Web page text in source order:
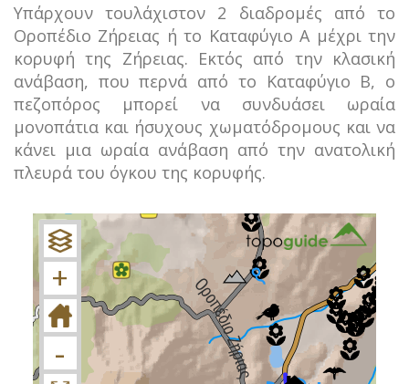
Υπάρχουν τουλάχιστον 2 διαδρομές από το
Οροπέδιο Ζήρειας ή το Καταφύγιο Α μέχρι την
κορυφή της Ζήρειας. Εκτός από την κλασική
ανάβαση, που περνά από το Καταφύγιο Β, ο
πεζοπόρος μπορεί να συνδυάσει ωραία
μονοπάτια και ήσυχους χωματόδρομους και να
κάνει μια ωραία ανάβαση από την ανατολική
πλευρά του όγκου της κορυφής.
+
−+
-